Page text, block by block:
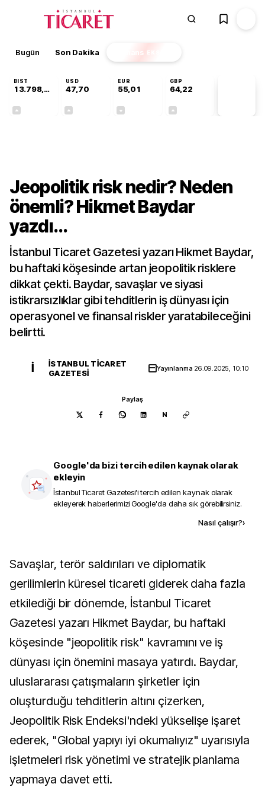
Bugün Son Dakika Finans EKSTRA
BIST
13.798,82
USD
47,70
EUR
55,01
GBP
64,22
Jeopolitik risk nedir? Neden
önemli? Hikmet Baydar
yazdı...
İstanbul Ticaret Gazetesi yazarı Hikmet Baydar,
bu haftaki köşesinde artan jeopolitik risklere
dikkat çekti. Baydar, savaşlar ve siyasi
istikrarsızlıklar gibi tehditlerin iş dünyası için
operasyonel ve finansal riskler yaratabileceğini
belirtti.
İ
İSTANBUL TICARET
GAZETESI
Yayınlanma 26.09.2025, 10:10
Paylaş
N
Google'da bizi tercih edilen kaynak olarak
ekleyin
İstanbul Ticaret Gazetesi'i tercih edilen kaynak olarak
ekleyerek haberlerimizi Google'da daha sık görebilirsiniz.
Nasıl çalışır?›
Savaşlar, terör saldırıları ve diplomatik
gerilimlerin küresel ticareti giderek daha fazla
etkilediği bir dönemde, İstanbul Ticaret
Gazetesi yazarı Hikmet Baydar, bu haftaki
köşesinde "jeopolitik risk" kavramını ve iş
dünyası için önemini masaya yatırdı. Baydar,
uluslararası çatışmaların şirketler için
oluşturduğu tehditlerin altını çizerken,
Jeopolitik Risk Endeksi'ndeki yükselişe işaret
ederek, "Global yapıyı iyi okumalıyız" uyarısıyla
işletmeleri risk yönetimi ve stratejik planlama
yapmaya davet etti.